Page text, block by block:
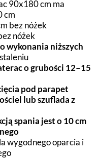
90x180 cm ma
cm
bez nóżek
nóżek
wykonania niższych
o grubości 12–15
pod parapet
lub szuflada z
spania jest o 10 cm
wygodnego oparcia i